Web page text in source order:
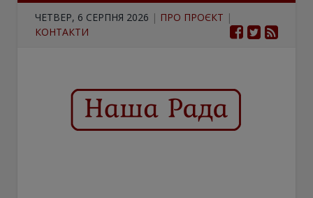
ЧЕТВЕР, 6 СЕРПНЯ 2026 | ПРО ПРОЄКТ |
КОНТАКТИ